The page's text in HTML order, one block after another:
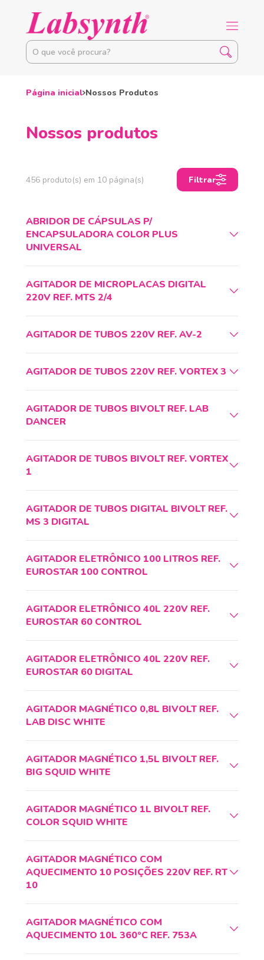
Página inicial Nossos Produtos
Nossos produtos
456 produto(s) em 10 página(s) Filtrar
ABRIDOR DE CÁPSULAS P/
ENCAPSULADORA COLOR PLUS
UNIVERSAL
AGITADOR DE MICROPLACAS DIGITAL
220V REF. MTS 2/4
AGITADOR DE TUBOS 220V REF. AV-2
AGITADOR DE TUBOS 220V REF. VORTEX 3
AGITADOR DE TUBOS BIVOLT REF. LAB
DANCER
AGITADOR DE TUBOS BIVOLT REF. VORTEX
1
AGITADOR DE TUBOS DIGITAL BIVOLT REF.
MS 3 DIGITAL
AGITADOR ELETRÔNICO 100 LITROS REF.
EUROSTAR 100 CONTROL
AGITADOR ELETRÔNICO 40L 220V REF.
EUROSTAR 60 CONTROL
AGITADOR ELETRÔNICO 40L 220V REF.
EUROSTAR 60 DIGITAL
AGITADOR MAGNÉTICO 0,8L BIVOLT REF.
LAB DISC WHITE
AGITADOR MAGNÉTICO 1,5L BIVOLT REF.
BIG SQUID WHITE
AGITADOR MAGNÉTICO 1L BIVOLT REF.
COLOR SQUID WHITE
AGITADOR MAGNÉTICO COM
AQUECIMENTO 10 POSIÇÕES 220V REF. RT
10
AGITADOR MAGNÉTICO COM
AQUECIMENTO 10L 360ºC REF. 753A